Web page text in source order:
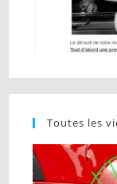
Toutes les